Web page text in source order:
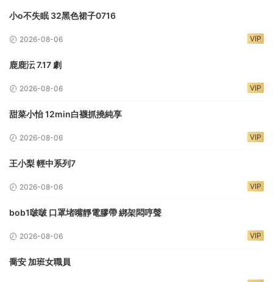
小o不失眠 32黑色裙子0716
2026-08-06 VIP
鹿鹿沄 7.17 劇
2026-08-06 VIP
甜菜小怡 12min白襪抓撓純享
2026-08-06 VIP
王小梨 輕中系列7
2026-08-06 VIP
bob1啵啵 口罩堵嘴靜電膠帶 綁架悶哼聲
2026-08-06 VIP
喬安 加班女職員